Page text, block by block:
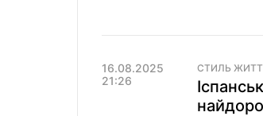
16.08.2025
21:26
СТИЛЬ